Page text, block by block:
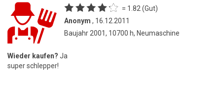
= 1.82 (Gut)
Anonym , 16.12.2011
Baujahr 2001, 10700 h, Neumaschine
Wieder kaufen? Ja
super schlepper!